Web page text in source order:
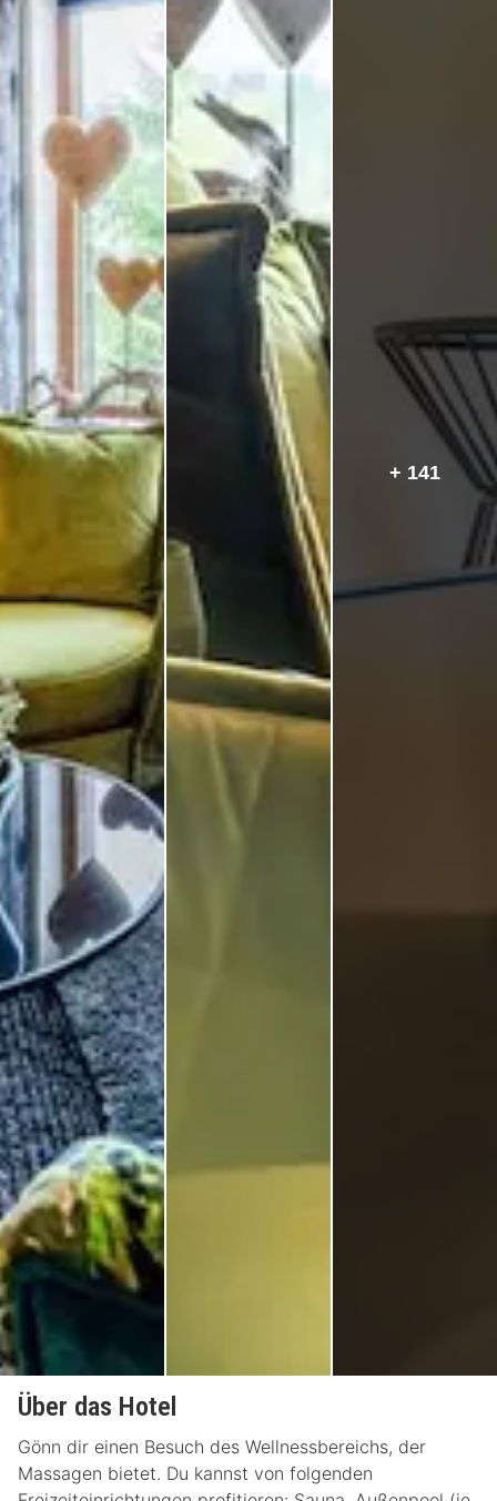
+ 141
Über das Hotel
Gönn dir einen Besuch des Wellnessbereichs, der
Massagen bietet. Du kannst von folgenden